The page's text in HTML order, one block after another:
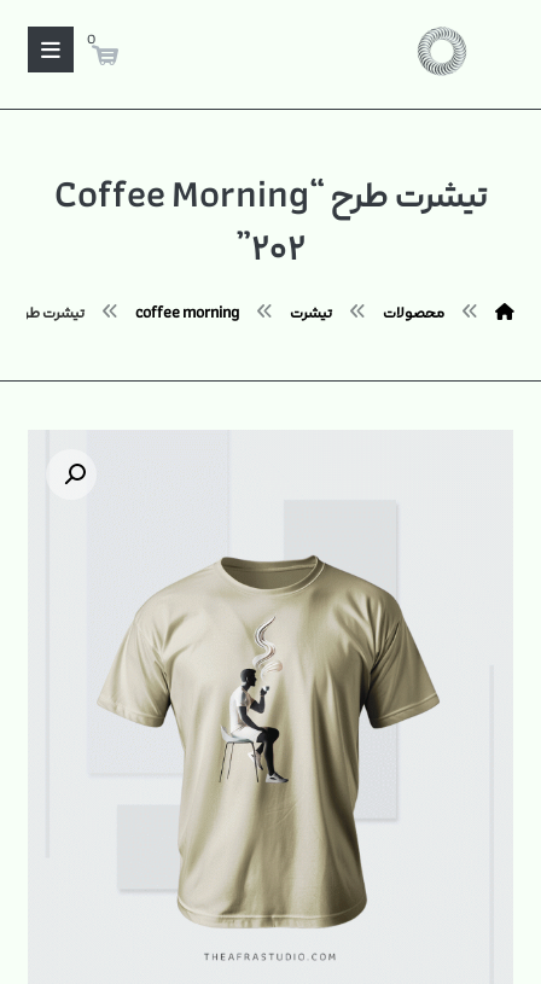
0
تیشرت طرح “Coffee Morning
۲۰۲”
محصولات تیشرت coffee morning تیشرت طرح "Coffee Morning ۲۰۲"